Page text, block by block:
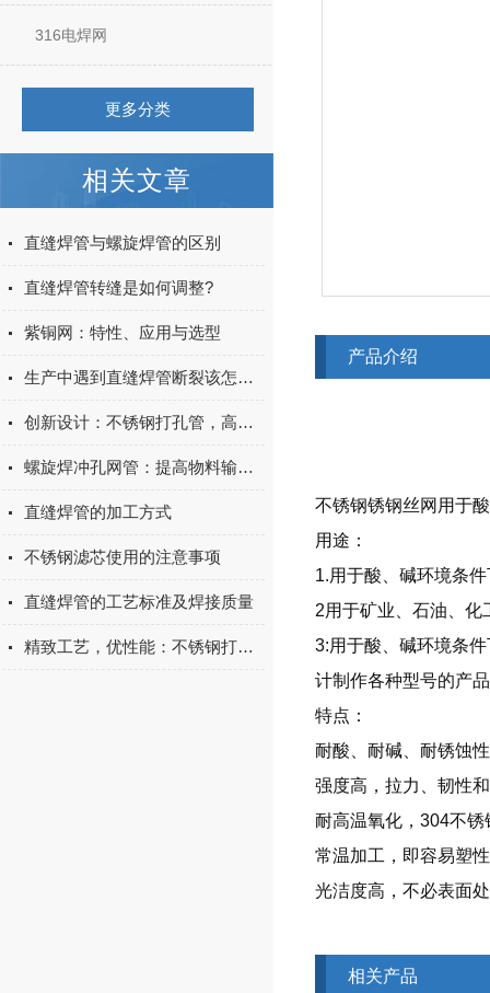
316电焊网
更多分类
相关文章
直缝焊管与螺旋焊管的区别
直缝焊管转缝是如何调整?
紫铜网：特性、应用与选型
生产中遇到直缝焊管断裂该怎么处理？
创新设计：不锈钢打孔管，高效透气与美观并存的完满选择
螺旋焊冲孔网管：提高物料输送效率的现代化选择
直缝焊管的加工方式
不锈钢滤芯使用的注意事项
直缝焊管的工艺标准及焊接质量
精致工艺，优性能：不锈钢打孔管，为项目增添光彩
产品介绍
不锈钢锈钢丝网用于
用途：
1.用于酸、碱环境条
2用于矿业、石油、化
3:用于酸、碱环境条
计制作各种型号的产
特点：
耐酸、耐碱、耐锈蚀
强度高，拉力、韧性
耐高温氧化，304不
常温加工，即容易塑
光洁度高，不必表面
相关产品